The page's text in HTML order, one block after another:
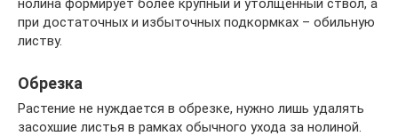
при достаточных и избыточных подкормках – обильную
листву.
Обрезка
Растение не нуждается в обрезке, нужно лишь удалять
засохшие листья в рамках обычного ухода за нолиной.